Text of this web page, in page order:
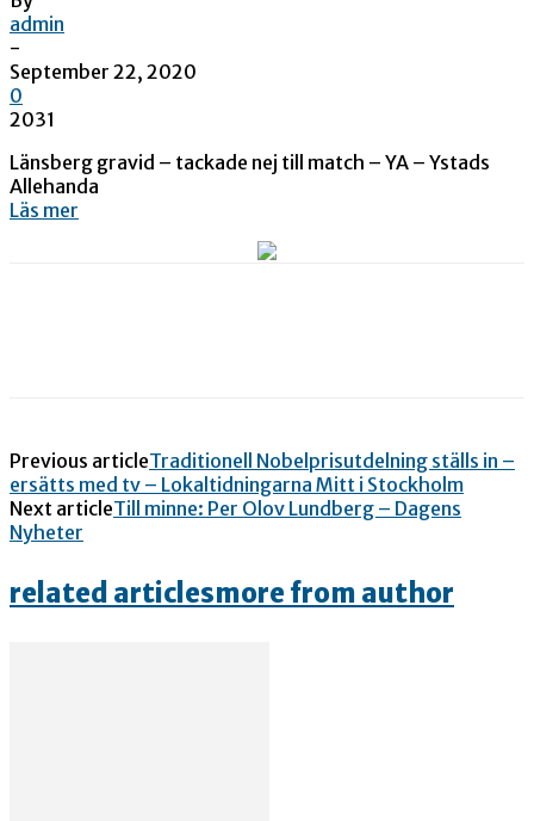
admin
-
September 22, 2020
0
2031
Länsberg gravid – tackade nej till match – YA – Ystads
Allehanda
Läs mer
Previous articleTraditionell Nobelprisutdelning ställs in –
ersätts med tv – Lokaltidningarna Mitt i Stockholm
Next articleTill minne: Per Olov Lundberg – Dagens
Nyheter
related articlesmore from author